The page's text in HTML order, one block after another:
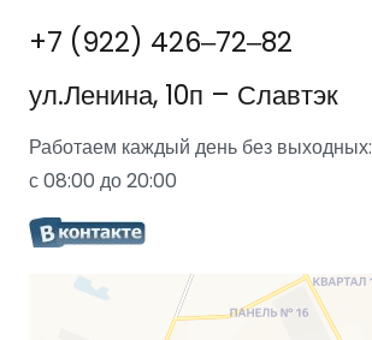
+7 (922) 426‒72‒82
ул.Ленина, 10п – Славтэк
Работаем каждый день без выходных:
с 08:00 до 20:00